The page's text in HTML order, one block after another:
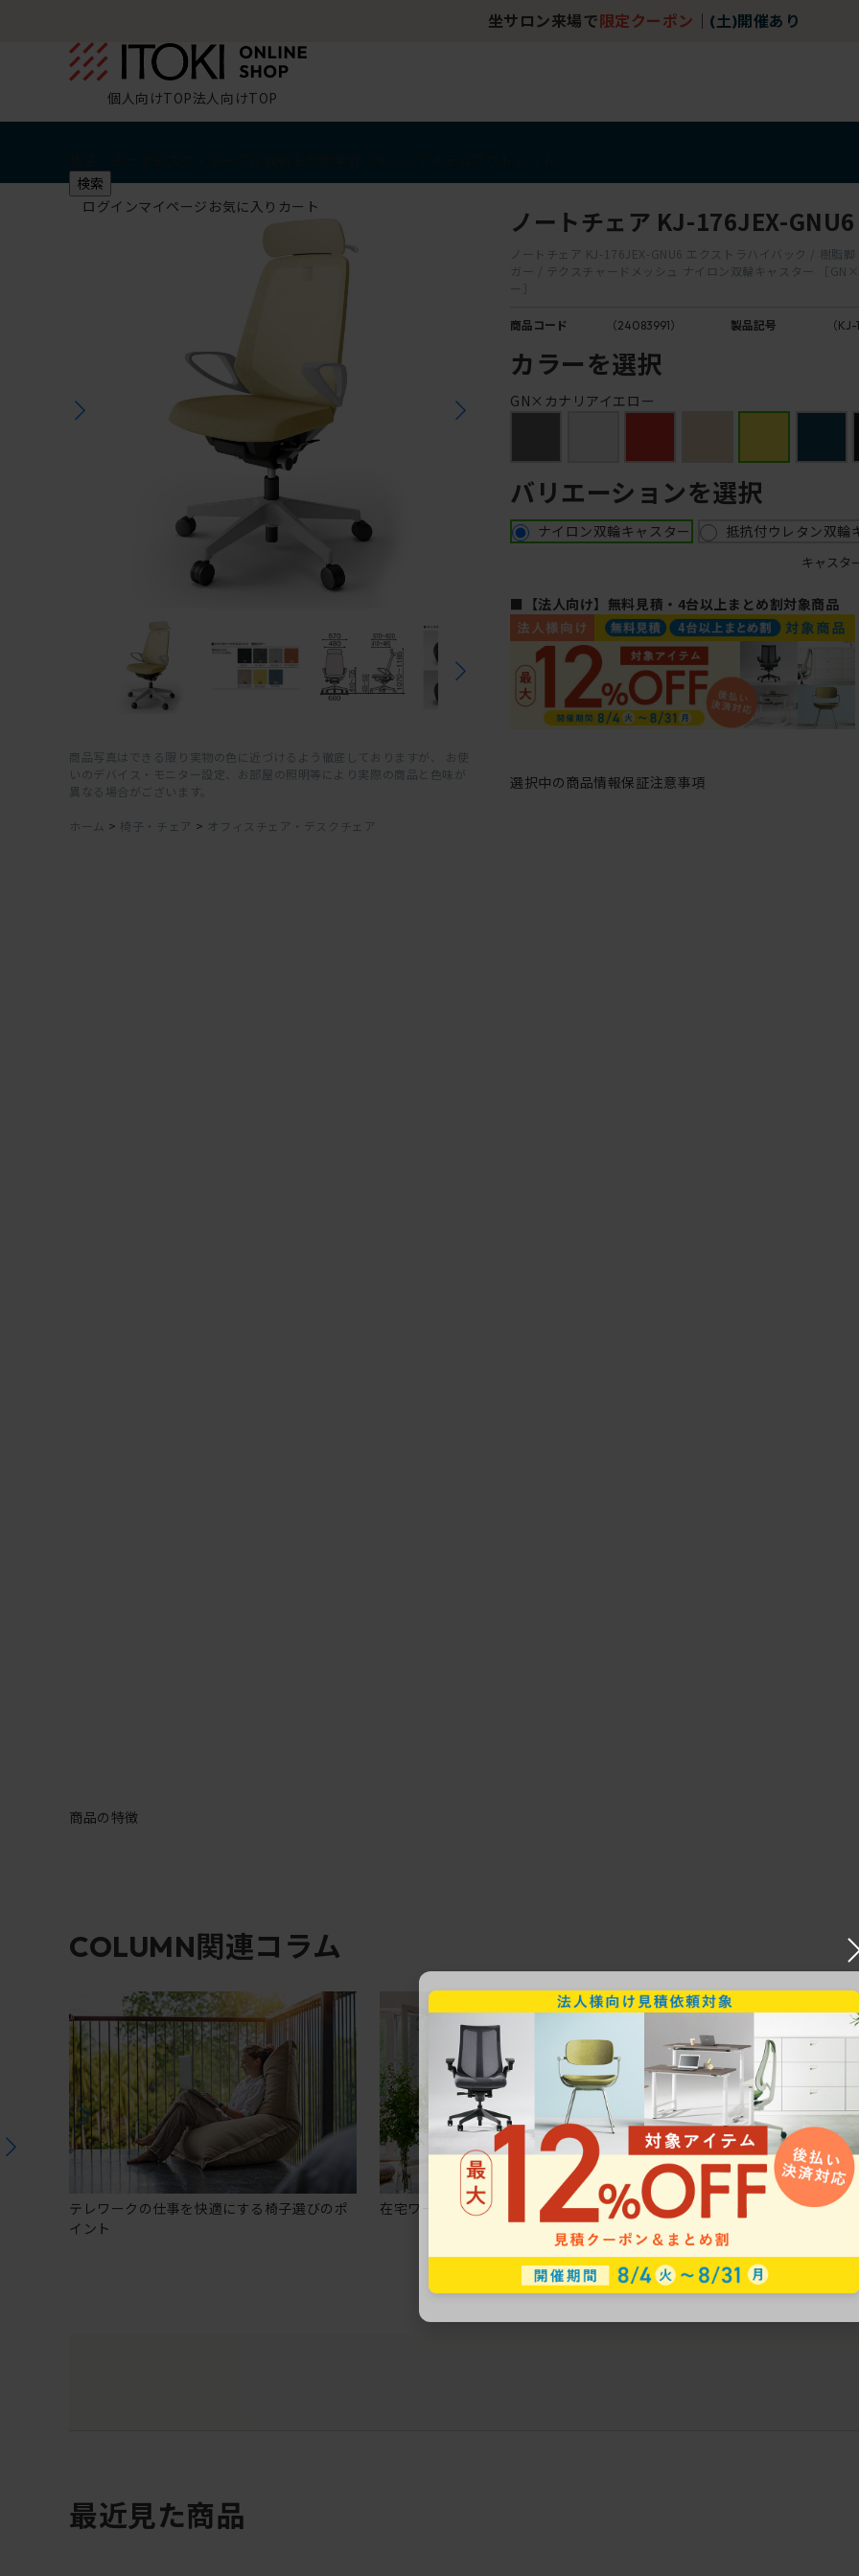
坐サロン来場で 限定クーポン (土)開催あり
個人向けTOP法人向けTOP
検索
ログインマイページ お気に入り カート
商品写真はできる限り実物の色に近づけるよう徹底しておりますが、 お使
いのデバイス・モニター設定、お部屋の照明等により実際の商品と色味が
異なる場合がございます。
ホーム > 椅子・チェア > オフィスチェア・デスクチェア
ノートチェア KJ-176JEX-GNU6
ノートチェア KJ-176JEX-GNU6 エクストラハイバック / 樹脂
ガー / テクスチャードメッシュ ナイロン双輪キャスター ［
ー］
商品コード （24083991） 製品記号 （
カラーを選択
GN×カナリアイエロー
バリエーションを選択
ナイロン双輪キャスター 抵抗付ウレタン双輪
キャスタ
■【法人向け】無料見積・4台以上まとめ割対象商品
選択中の商品情報保証注意事項
商品の特徴
COLUMN関連コラム
テレワークの仕事を快適にする椅子選びのポ
イント
在宅ワークにおすすめのオフィスチェア5選
椅子に座っているのに疲
疲れにくいチェアの選び方
最近見た商品